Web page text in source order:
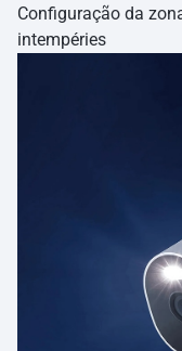
Configuração da
intempéries